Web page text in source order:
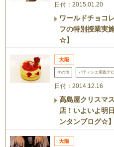
日付：2015.01.20
ワールドチョコ
フの特別授業実
☆】
その他 パティシエ実践デ
日付：2014.12.16
高島屋クリスマ
店！いよいよ明
ンタンブログ☆】